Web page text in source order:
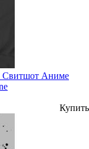
Свитшот Аниме
Купить